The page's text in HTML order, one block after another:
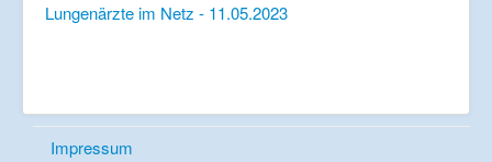
Lungenärzte im Netz - 11.05.2023
Impressum